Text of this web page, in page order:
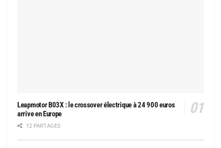
Leapmotor B03X : le crossover électrique à 24 900 euros
arrive en Europe
12 PARTAGES